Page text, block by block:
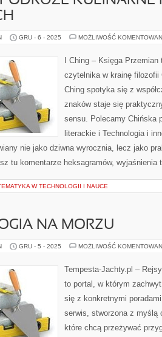
GRU - 6 - 2025 MOŻLIWOŚĆ
I Ching – Księga
czytelnika w krainę
Ching spotyka się z
znaków staje się
sensu. Polecamy Chińska
literackie i Technologia i
nie jako dziwna wyrocznia, lecz jako
tu komentarze heksagramów,
W TECHNOLOGII I NAUCE
NA MORZU
GRU - 5 - 2025 MOŻLIWOŚĆ
Tempesta-Jachty.pl –
to portal, w którym
się z konkretnymi
serwis, stworzona z myślą
które chcą przeżywać